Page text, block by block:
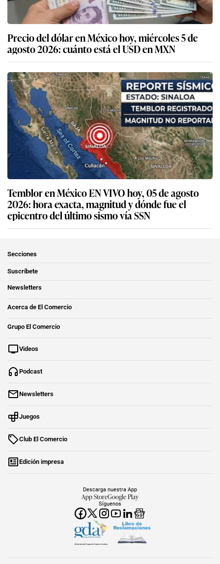
Precio del dólar en México hoy, miércoles 5 de
agosto 2026: cuánto está el USD en MXN
Temblor en México EN VIVO hoy, 05 de agosto
2026: hora exacta, magnitud y dónde fue el
epicentro del último sismo vía SSN
Secciones
Suscríbete
Newsletters
Acerca de El Comercio
Grupo El Comercio
Videos
Podcast
Newsletters
Juegos
Club El Comercio
Edición impresa
Síguenos
Descarga nuestra App
App StoreGoogle Play
Miembro del Grupo de Diarios América